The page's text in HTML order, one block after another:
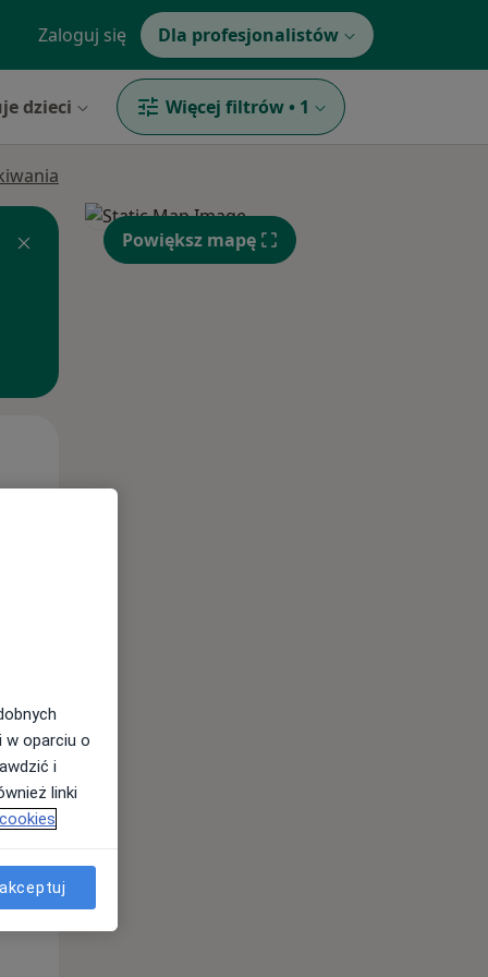
Zaloguj się Dla profesjonalistów
dzieci Więcej filtrów • 1
Wt,
11 Sie
Powiększ mapę
w oparciu o
i
linki